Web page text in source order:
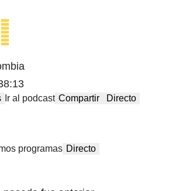
Ir al podcast Compartir Directo
programas Directo